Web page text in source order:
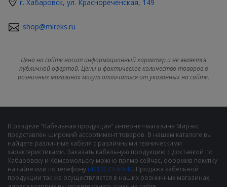
г. Хабаровск, ул. Краснореченская, 149
shop@mireks.ru
Цена на сайте носит информационный характер и не является
публичной офертой. Цены и фактическое количество товаров в
розничных магазинах могут отличаться от указанных на сайте.
В разделе "Кабельная продукция" интернет-магазина Мирэкс
представлен широкий ассортимент товаров. В нашем каталоге вы
найдете различные кабеля с различными техническими
характеристиками. Заказать кабельную продукцию с доставкой по
Хабаровску и Комсомольску можно прямо сейчас, оформив покупку
на сайте или по телефону (4212) 73-60-42. Продажа кабельной
продукции так же осуществляется в наших розничных магазинах,